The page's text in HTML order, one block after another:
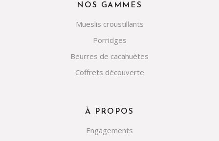
NOS GAMMES
Mueslis croustillants
Porridges
Beurres de cacahuètes
Coffrets découverte
À PROPOS
Engagements